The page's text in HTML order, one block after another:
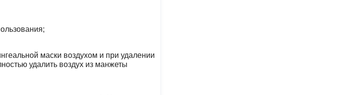
маски воздухом и при удалении
удалить воздух из манжеты